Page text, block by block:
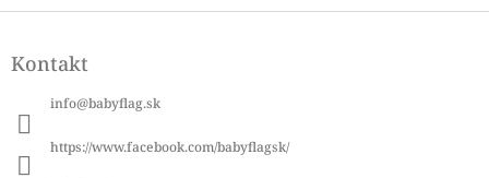
pKontakt
info@babyflag.sk
https://www.facebook.com/babyflagsk/